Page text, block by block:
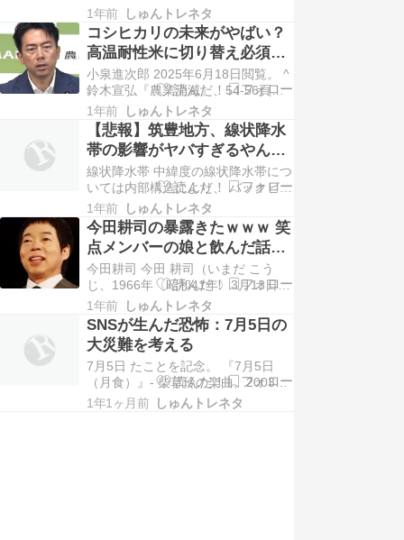
学…
機器とディスプレイ装置およびゲー
ムソフトの供給媒体の違いから、以
下のように分類される。 アーケード
ゲーム - ゲームセンターなどに設置
されている業務用ゲーム専用機を使
用するもの。 パソコンゲーム（PC
ゲーム） -…
1年前 しゅんトレネタ
コシヒカリの未来がやばい？
高温耐性米に切り替え必須や
ろｗｗｗ
小泉進次郎 2025年6月18日閲覧。 ^
鈴木宣弘『農業消滅』、54-56頁。
^ a b “小泉進次郎農水相、棚田視察
を報告も“禁止用語”を使用で寄せら
れる批判と叱咤「問われる大臣の“素
養”」”. 女性自身. 2025年7月1日閲
覧。 ^ “【小泉農水相語る米問題】
「高く買…
1年前 しゅんトレネタ
【悲報】筑豊地方、線状降水
帯の影響がヤバすぎるやん
け！
線状降水帯 中緯度の線状降水帯につ
いては内部構造により、 バックビル
ディング型 バックアンドサイドビル
ディング型 スコールライン型 に分
類される。また、同じ場所に停滞す
るものと停滞しないものがある。大
きさも様々である。基本的にバッグ
ビルディング型を本来の意味での線
状降水帯とする…
1年前 しゅんトレネタ
今田耕司の暴露きたｗｗｗ 笑
点メンバーの娘と飲んだ話ｗ
ｗｗ
今田耕司 今田 耕司（いまだ こう
じ、1966年〈昭和41年〉3月13日 -
）は、日本のお笑いタレント、司会
者。愛称は、今ちゃん。 大阪府大阪
市天王寺区出身。吉本興業所属。
NSC大阪校4期生。 実家は大阪市天
王寺区生玉の道善寺という本門法華
宗の寺で、実父は会社員と住職を兼
業し…
1年前 しゅんトレネタ
SNSが生んだ恐怖：7月5日の
大災難を考える
7月5日 たことを記念。 『7月5日
（月食）』- 柴草玲の楽曲。2003年
のアルバム「うつせみソナタ」所
1年1ヶ月前 しゅんトレネタ